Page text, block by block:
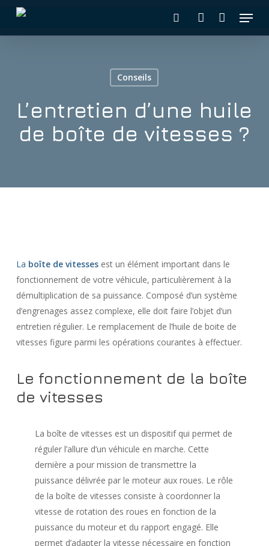
main
Menu
Conseils
L’entretien d’une huile
de boîte de vitesses ?
La boîte de vitessesest un élément important dans le
fonctionnement de votre véhicule, particulièrement à la
démultiplication de sa puissance. Composé d’un système
d’engrenages assez complexe, elle doit faire l’objet d’un
entretien régulier. Le remplacement de l’huile de boite de
vitesses figure parmi les opérations courantes à effectuer.
Le fonctionnement de la boîte
de vitesses
La boîte de vitesses est un dispositif qui permet de
réguler l’allure d’un véhicule en marche. Cette
dernière a pour mission de transmettre la
puissance délivrée par le moteur aux roues. Le rôle
de la boîte de vitesses consiste à coordonner la
vitesse de rotation des roues en fonction de la
puissance du moteur et du rapport engagé. Elle
permet d’adapter la vitesse nécessaire en fonction